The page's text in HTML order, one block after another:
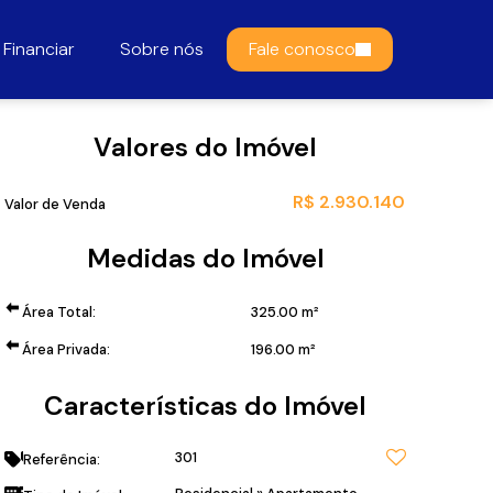
Fale conosco
Sobre nós
Financiar
Valores do Imóvel
R$ 2.930.140
Valor de Venda
Medidas do Imóvel
Área Total: 325.00 m²
Área Privada:
196.00 m²
Características do Imóvel
Referência: 301